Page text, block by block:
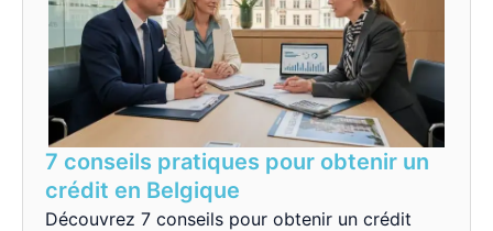
7 conseils pratiques pour obtenir un
crédit en Belgique
Découvrez 7 conseils pour obtenir un crédit